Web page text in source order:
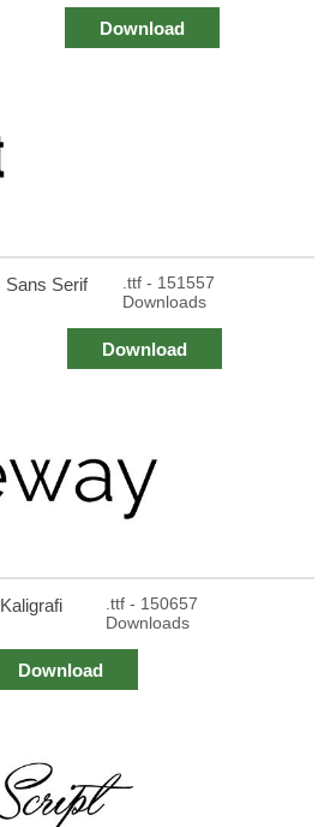
Download
Sans Serif
.ttf - 151557
Downloads
Download
Kaligrafi
.ttf - 150657
Downloads
Download